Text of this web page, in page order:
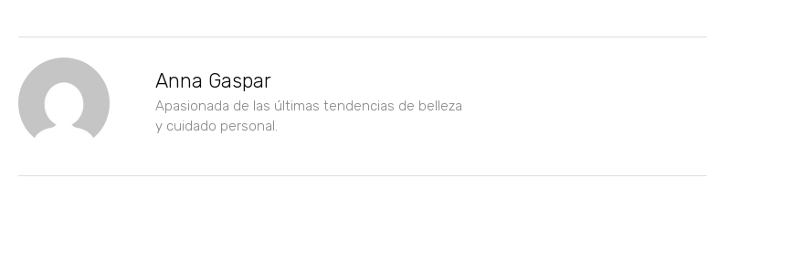
Anna Gaspar
Apasionada de las últimas tendencias de belleza
y cuidado personal.